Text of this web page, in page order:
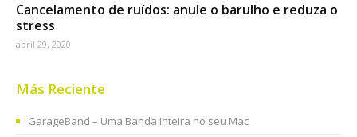
Cancelamento de ruídos: anule o barulho e reduza o
stress
abril 29, 2020
Más Reciente
GarageBand – Uma Banda Inteira no seu Mac